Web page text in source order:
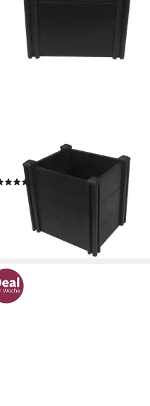
Hochbeet Kunststoff, verschiedene
Größen, Holzoptik
ab 42,49 €
lieferbar - in 4-5 Werktagen bei dir